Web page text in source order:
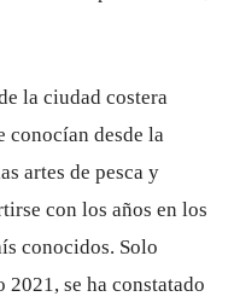
la ciudad costera
conocían desde la
artes de pesca y
con los años en los
conocidos. Solo
2021, se ha constatado